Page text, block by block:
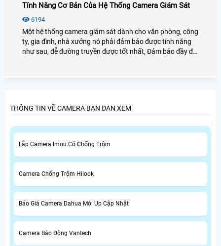
Tính Năng Cơ Bản Của Hệ Thống Camera Giám Sát
6194
Một hệ thống camera giám sát dành cho văn phòng, công
ty, gia đình, nhà xưởng nó phải đảm bảo được tính năng
như sau, đễ đường truyền được tốt nhất, Đảm bảo đầy đủ
THÔNG TIN VỀ CAMERA BẠN ĐAN XEM
Lắp Camera Imou Có Chống Trộm
Camera Chống Trộm Hilook
Báo Giá Camera Dahua Mới Up Cập Nhật
Camera Báo Động Vantech